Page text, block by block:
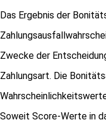
Das Ergebnis der
Zwecke der
Zahlungsart. Die
Soweit Score-Werte in